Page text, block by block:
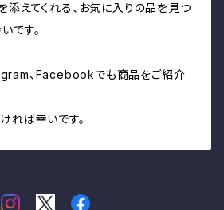
添えてくれる、お気に入りの品を見つ
です。
、Facebookでも商品をご紹介
れば幸いです。